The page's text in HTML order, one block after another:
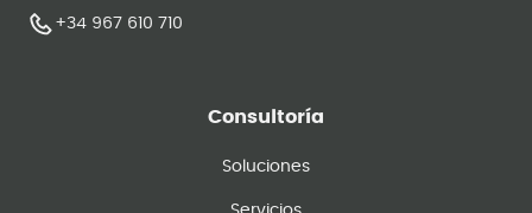
+34 967 610 710
Consultoría
Soluciones